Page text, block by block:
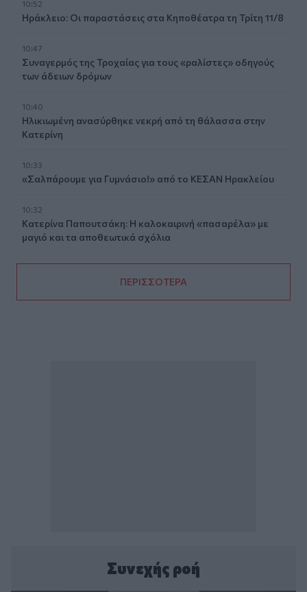
10:52
Ηράκλειο: Οι παραστάσεις στα Κηποθέατρα τη Τρίτη 11/8
10:47
Συναγερμός της Τροχαίας για τους «ραλίστες» οδηγούς
των άδειων δρόμων
10:40
Ηλικιωμένη ανασύρθηκε νεκρή από τη θάλασσα στην
Κατερίνη
10:33
«Σαλπάρουμε για Γυμνάσιο!» από το ΚΕΣΑΝ Ηρακλείου
10:32
Κατερίνα Παπουτσάκη: Η καλοκαιρινή «πασαρέλα» με
μαγιό και τα αποθεωτικά σχόλια
ΠΕΡΙΣΣΟΤΕΡΑ
Συνεχής ροή